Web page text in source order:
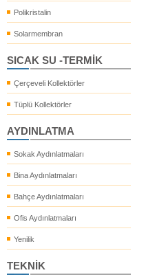
Polikristalin
Solarmembran
SICAK SU -TERMİK
Çerçeveli Kollektörler
Tüplü Kollektörler
AYDINLATMA
Sokak Aydınlatmaları
Bina Aydınlatmaları
Bahçe Aydınlatmaları
Ofis Aydınlatmaları
Yenilik
TEKNİK